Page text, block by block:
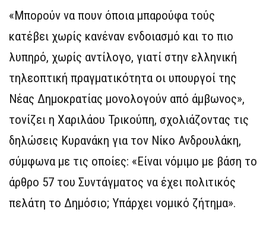
«Μπορούν να πουν όποια μπαρούφα τούς
κατέβει χωρίς κανέναν ενδοιασμό και το πιο
λυπηρό, χωρίς αντίλογο, γιατί στην ελληνική
τηλεοπτική πραγματικότητα οι υπουργοί της
Νέας Δημοκρατίας μονολογούν από άμβωνος»,
τονίζει η Χαριλάου Τρικούπη, σχολιάζοντας τις
δηλώσεις Κυρανάκη για τον Νίκο Ανδρουλάκη,
σύμφωνα με τις οποίες: «Είναι νόμιμο με βάση το
άρθρο 57 του Συντάγματος να έχει πολιτικός
πελάτη το Δημόσιο; Υπάρχει νομικό ζήτημα».